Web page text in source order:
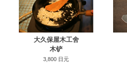
大久保屋木工舍
木铲
3,800 日元